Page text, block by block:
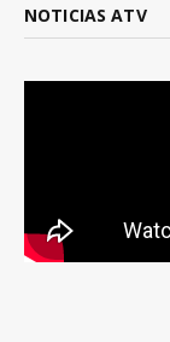
NOTICIAS ATV